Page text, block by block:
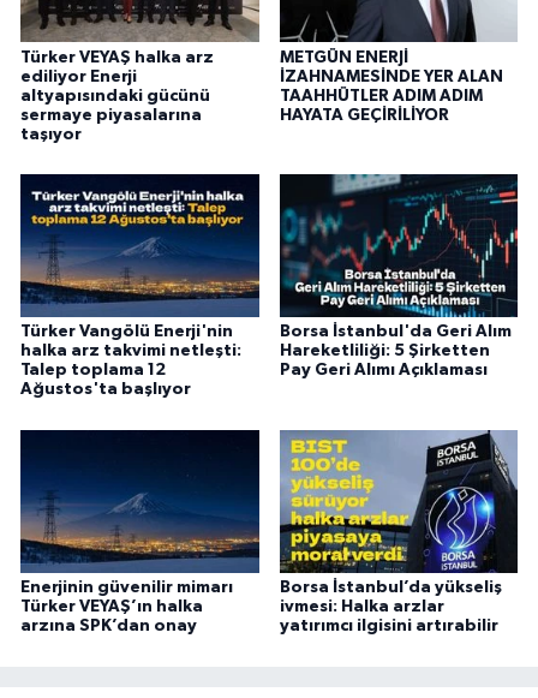
Türker VEYAŞ halka arz
ediliyor Enerji
altyapısındaki gücünü
sermaye piyasalarına
taşıyor
METGÜN ENERJİ
İZAHNAMESİNDE YER ALAN
TAAHHÜTLER ADIM ADIM
HAYATA GEÇİRİLİYOR
Türker Vangölü Enerji'nin
halka arz takvimi netleşti:
Talep toplama 12
Ağustos'ta başlıyor
Borsa İstanbul'da Geri Alım
Hareketliliği: 5 Şirketten
Pay Geri Alımı Açıklaması
Enerjinin güvenilir mimarı
Türker VEYAŞ’ın halka
arzına SPK’dan onay
Borsa İstanbul’da yükseliş
ivmesi: Halka arzlar
yatırımcı ilgisini artırabilir